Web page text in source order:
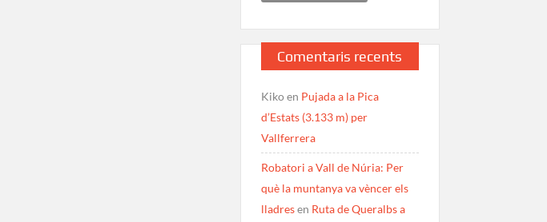
Comentaris recents
Kikoen Pujada a la Pica
d’Estats (3.133 m) per
Vallferrera
Robatori a Vall de Núria: Per
què la muntanya va vèncer els
lladresen Ruta de Queralbs a